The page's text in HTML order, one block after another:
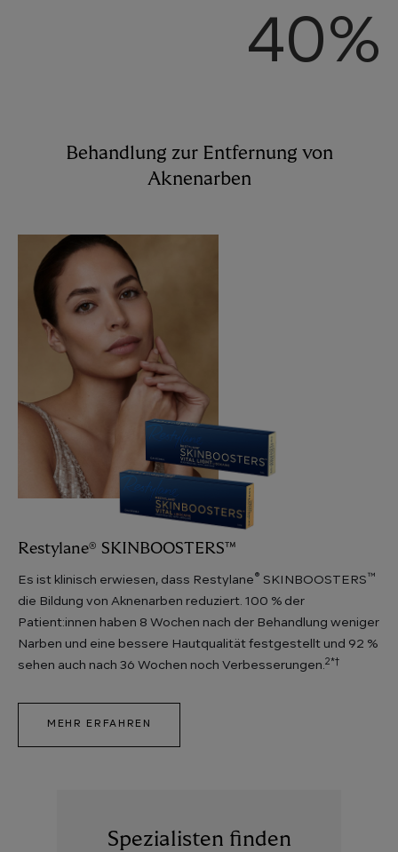
40%
Behandlung zur Entfernung von
Aknenarben
Image
Restylane® SKINBOOSTERS™
Es ist klinisch erwiesen, dass Restylane® SKINBOOSTERS™
die Bildung von Aknenarben reduziert. 100 % der
Patient:innen haben 8 Wochen nach der Behandlung weniger
Narben und eine bessere Hautqualität festgestellt und 92 %
sehen auch nach 36 Wochen noch Verbesserungen. 2*†
MEHR ERFAHREN
Secondary
Spezialisten finden